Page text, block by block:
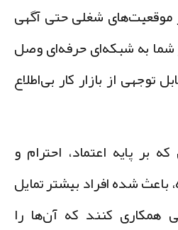
شغلی حتی آگهی
به شبکه‌ای حرفه‌ای وصل
از بازار کار بی‌اطلاع
پایه اعتماد، احترام و
شده افراد بیشتر تمایل
کنند که آن‌ها را